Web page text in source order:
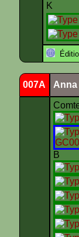
007A Anna
B